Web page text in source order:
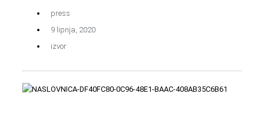
press
9 lipnja, 2020
izvor